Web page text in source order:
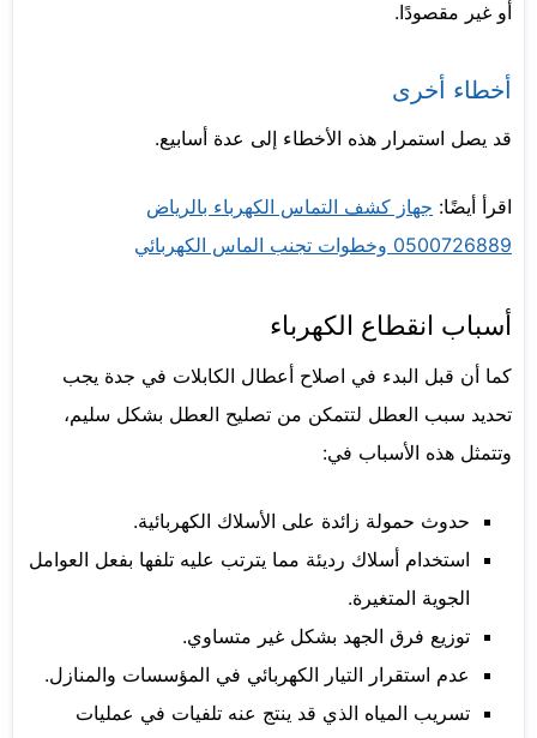
أو غير مقصودًا.
أخطاء أخرى
قد يصل استمرار هذه الأخطاء إلى عدة أسابيع.
اقرأ أيضًا: جهاز كشف التماس الكهرباء بالرياض
0500726889 وخطوات تجنب الماس الكهربائي
أسباب انقطاع الكهرباء
كما أن قبل البدء في اصلاح أعطال الكابلات في جدة يجب
تحديد سبب العطل لتتمكن من تصليح العطل بشكل سليم،
وتتمثل هذه الأسباب في:
حدوث حمولة زائدة على الأسلاك الكهربائية.
استخدام أسلاك رديئة مما يترتب عليه تلفها بفعل العوامل
الجوية المتغيرة.
توزيع فرق الجهد بشكل غير متساوي.
عدم استقرار التيار الكهربائي في المؤسسات والمنازل.
تسريب المياه الذي قد ينتج عنه تلفيات في عمليات